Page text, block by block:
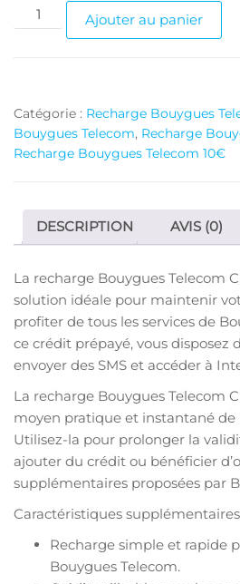
quantité
de
10€
Ajouter au panier
Catégorie : Recharge Bouygues
Bouygues Telecom, Recharge
Recharge Bouygues Telecom 10€
DESCRIPTION AVIS (0)
La recharge Bouygues Telecom
solution idéale pour maintenir
profiter de tous les services de
ce crédit prépayé, vous disposez
envoyer des SMS et accéder à
La recharge Bouygues Telecom
moyen pratique et instantané
Utilisez-la pour prolonger la
ajouter du crédit ou bénéficier
supplémentaires proposées par
Caractéristiques
Recharge simple et rapide
Bouygues Telecom.